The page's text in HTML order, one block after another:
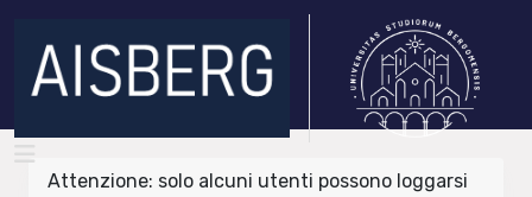
Attenzione: solo alcuni utenti possono loggarsi